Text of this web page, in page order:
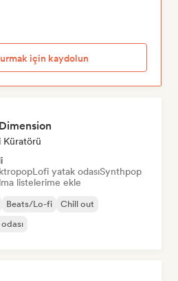
için kaydolun
Küratörü
Lofi yatak odasıSynthpop
listelerime ekle
Beats/Lo-fi
Chill out